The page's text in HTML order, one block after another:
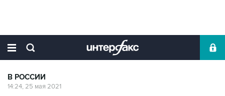
В РОССИИ
14:24, 25 мая 2021